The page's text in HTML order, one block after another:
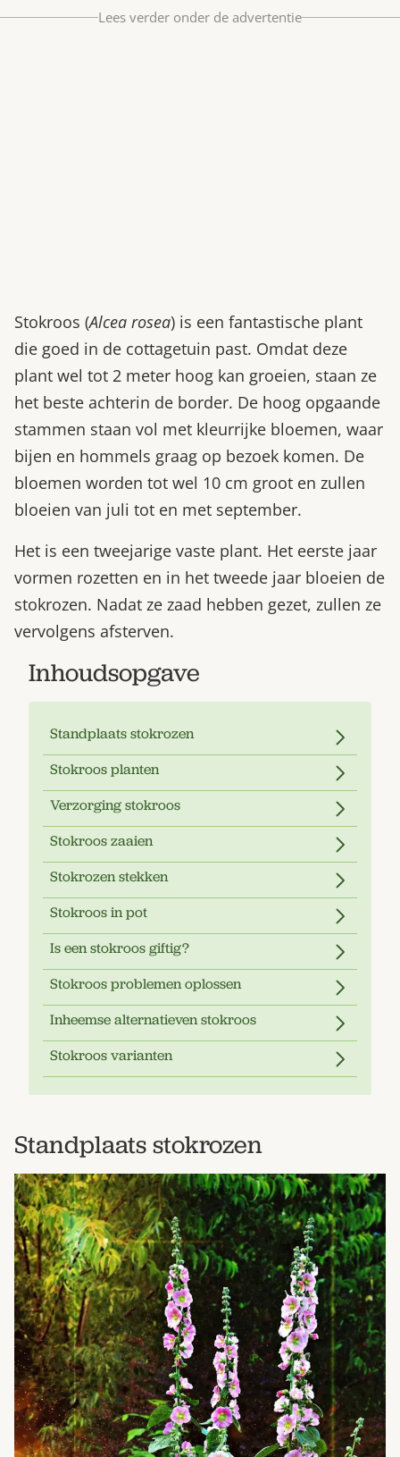
Lees verder onder de advertentie
Stokroos (Alcea rosea) is een fantastische plant
die goed in de cottagetuin past. Omdat deze
plant wel tot 2 meter hoog kan groeien, staan ze
het beste achterin de border. De hoog opgaande
stammen staan vol met kleurrijke bloemen, waar
bijen en hommels graag op bezoek komen. De
bloemen worden tot wel 10 cm groot en zullen
bloeien van juli tot en met september.
Het is een tweejarige vaste plant. Het eerste jaar
vormen rozetten en in het tweede jaar bloeien de
stokrozen. Nadat ze zaad hebben gezet, zullen ze
vervolgens afsterven.
Inhoudsopgave
Standplaats stokrozen
Stokroos planten
Verzorging stokroos
Stokroos zaaien
Stokrozen stekken
Stokroos in pot
Is een stokroos giftig?
Stokroos problemen oplossen
Inheemse alternatieven stokroos
Stokroos varianten
Standplaats stokrozen